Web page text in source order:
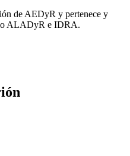
de AEDyR y pertenece y
ALADyR e IDRA.